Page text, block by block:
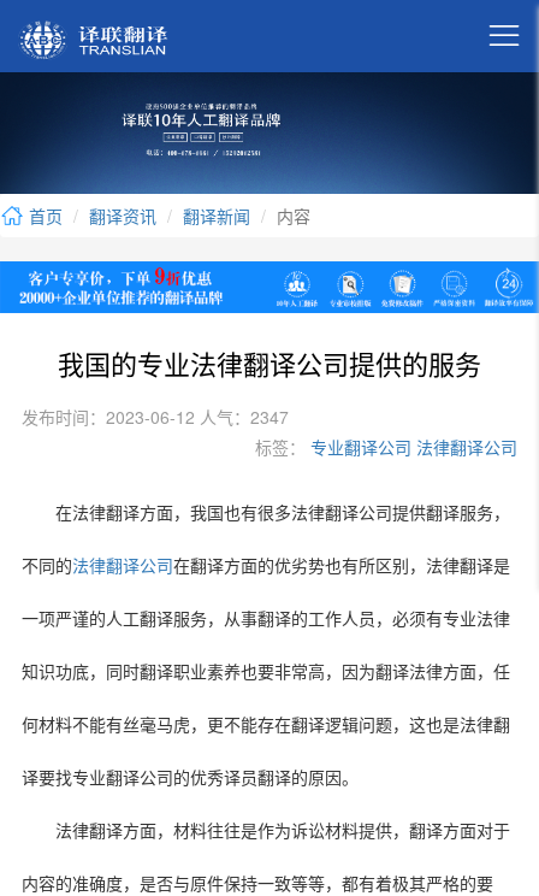

首页 翻译资讯 翻译新闻 内容
我国的专业法律翻译公司提供的服务
发布时间：2023-06-12 人气：2347
标签：
专业翻译公司 法律翻译公司
在法律翻译方面，我国也有很多法律翻译公司提供翻译服务，
不同的法律翻译公司 在翻译方面的优劣势也有所区别，法律翻译是
一项严谨的人工翻译服务，从事翻译的工作人员，必须有专业法律
知识功底，同时翻译职业素养也要非常高，因为翻译法律方面，任
何材料不能有丝毫马虎，更不能存在翻译逻辑问题，这也是法律翻
译要找专业翻译公司的优秀译员翻译的原因。
法律翻译方面，材料往往是作为诉讼材料提供，翻译方面对于
内容的准确度，是否与原件保持一致等等，都有着极其严格的要